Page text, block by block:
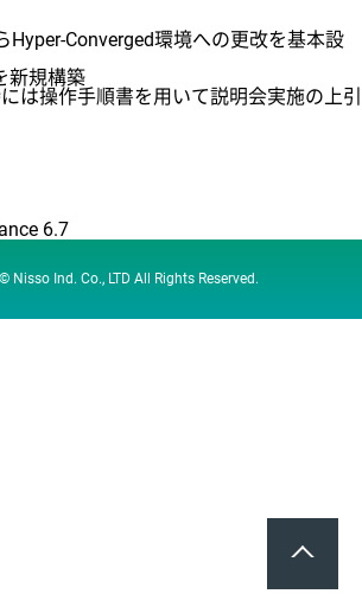
Hyper-Converged環境への更改を基本設
新規構築
は操作手順書を用いて説明会実施の上引
6.7
Nisso Ind. Co., LTD All Rights Reserved.